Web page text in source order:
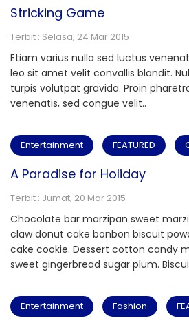
Stricking Game
Terbit : Selasa, 24 Mar 2015
Etiam varius nulla sed luctus
leo sit amet velit convallis blandit.
turpis volutpat gravida. Proin
venenatis, sed congue velit..
Entertainment FEATURED
A Paradise for Holiday
Terbit : Jumat, 20 Mar 2015
Chocolate bar marzipan sweet
claw donut cake bonbon biscuit
cake cookie. Dessert cotton candy
sweet gingerbread sugar plum.
Entertainment Fashion